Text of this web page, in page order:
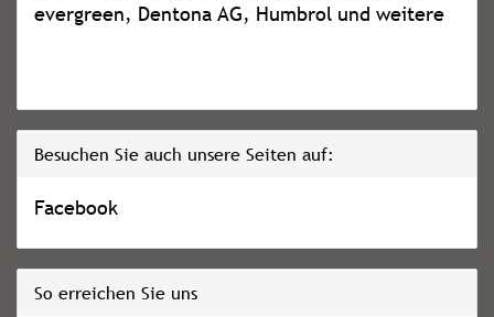
evergreen, Dentona AG, Humbrol und weitere
Besuchen Sie auch unsere Seiten auf:
Facebook
So erreichen Sie uns